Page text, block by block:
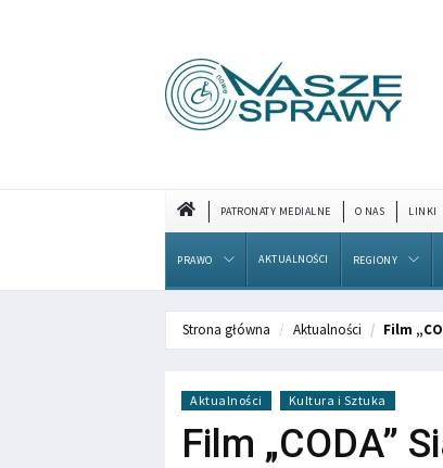
PATRONATY MEDIALNE O NAS LINKI
PRAWO AKTUALNOŚCI REGIONY
Strona główna Aktualności Film
Aktualności Kultura i Sztuka
Film „CODA”